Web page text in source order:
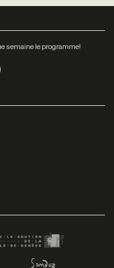
semaine le programme!